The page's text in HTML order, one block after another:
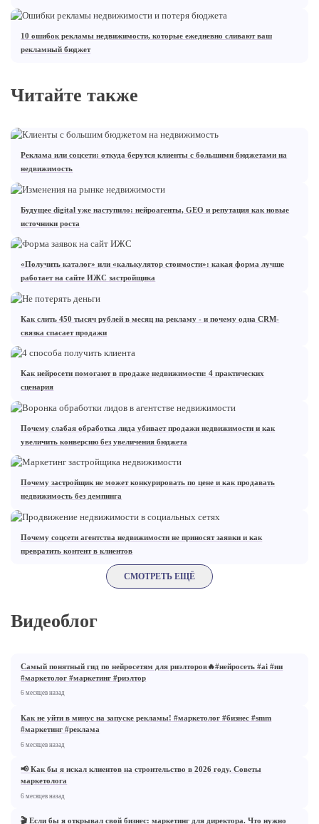
10 ошибок рекламы недвижимости, которые ежедневно сливают ваш
рекламный бюджет
Читайте также
Реклама или соцсети: откуда берутся клиенты с большими бюджетами на
недвижимость
Будущее digital уже наступило: нейроагенты, GEO и репутация как новые
источники роста
«Получить каталог» или «калькулятор стоимости»: какая форма лучше
работает на сайте ИЖС застройщика
Как слить 450 тысяч рублей в месяц на рекламу - и почему одна CRM-
связка спасает продажи
Как нейросети помогают в продаже недвижимости: 4 практических
сценария
Почему слабая обработка лида убивает продажи недвижимости и как
увеличить конверсию без увеличения бюджета
Почему застройщик не может конкурировать по цене и как продавать
недвижимость без демпинга
Почему соцсети агентства недвижимости не приносят заявки и как
превратить контент в клиентов
СМОТРЕТЬ ЕЩЁ
Видеоблог
Самый понятный гид по нейросетям для риэлторов🔥#нейросеть #ai #ии
#маркетолог #маркетинг #риэлтор
6 месяцев назад
Как не уйти в минус на запуске рекламы! #маркетолог #бизнес #smm
#маркетинг #реклама
6 месяцев назад
📢 Как бы я искал клиентов на строительство в 2026 году. Cоветы
маркетолога
6 месяцев назад
🎬 Если бы я открывал свой бизнес: маркетинг для директора. Что нужно